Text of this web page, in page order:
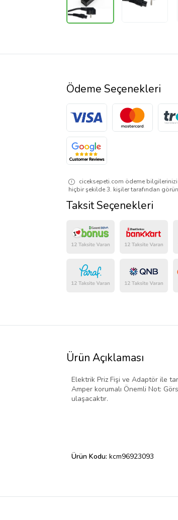
Ödeme Seçenekleri
ciceksepeti.com ödeme
hiçbir şekilde 3. kişiler tarafından
Taksit Seçenekleri
Ürün Açıklaması
Elektrik Priz Fişi ve Adaptör ile
Amper korumalı Önemli Not:
ulaşacaktır.
Ürün Kodu: kcm96923093